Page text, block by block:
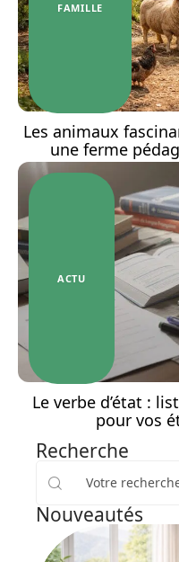
FAMILLE
Les animaux
une ferme
ACTU
Le verbe d’état :
pour vos
Recherche
Nouveautés